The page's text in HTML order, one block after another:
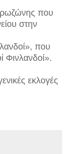
που
στην
που
Φινλανδοί».
εκλογές